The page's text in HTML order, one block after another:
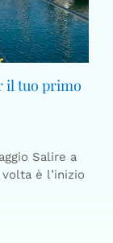
il tuo primo
Salire a
è l’inizio